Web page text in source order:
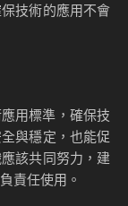
技術的應用不會
用標準，確保技
與穩定，也能促
該共同努力，建
責任使用。